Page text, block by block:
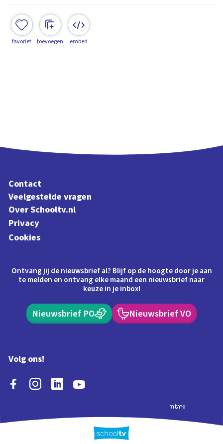
favoriet toevoegen embed
Contact
Veelgestelde vragen
Over Schooltv.nl
Privacy
Cookies
Ontvang jij de nieuwsbrief al? Blijf op de hoogte door je aan
te melden en ontvang elke maand een nieuwsbrief naar
keuze in je inbox!
Nieuwsbrief PO Nieuwsbrief VO
Volg ons!